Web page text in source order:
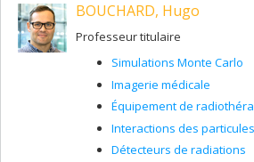
BOUCHARD, Hugo
Professeur titulaire
Simulations Monte Carlo
Imagerie médicale
Équipement de
Interactions des
Détecteurs de radiations